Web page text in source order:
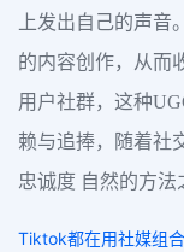
上发出自己的声
的内容创作，从而
用户社群，这种
赖与追捧，随着社
忠诚度 自然的方法
Tiktok都在用社媒组合